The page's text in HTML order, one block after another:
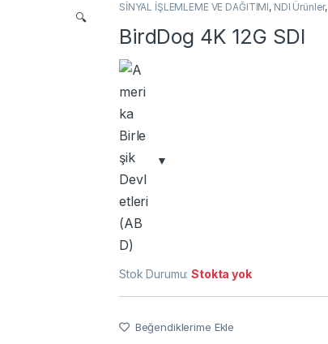
🔍
SİNYAL İŞLEMLEME VE DAĞITIMI, NDI Ürünler,
BirdDog 4K 12G SDI
Stok Durumu:Stokta yok
Beğendiklerime Ekle